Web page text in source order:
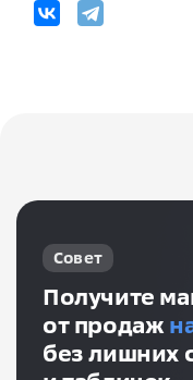
Совет
Получите
от продаж
без лишних